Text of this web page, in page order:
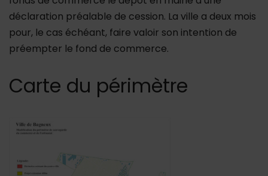
déclaration préalable de cession. La ville a deux mois
pour, le cas échéant, faire valoir son intention de
préempter le fond de commerce.
Carte du périmètre